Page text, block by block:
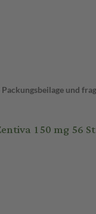
und
150 mg 56